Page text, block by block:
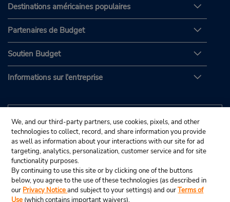
Destinations américaines populaires
Partenaires de Budget
Soutien Budget
Informations sur l'entreprise
We, and our third-party partners, use cookies, pixels, and other
technologies to collect, record, and share information you provide
as well as information about your interactions with our site for ad
targeting, analytics, personalization, customer service and for site
functionality purposes.
By continuing to use this site or by clicking one of the buttons
below, you agree to the use of these technologies (as described in
our Privacy Noticeand subject to your settings) and ourTerms of
Use (which contains important waivers).